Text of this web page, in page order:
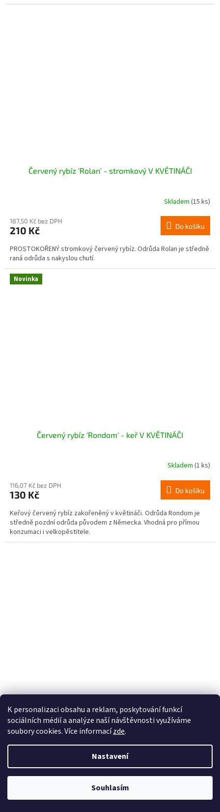
K personalizaci obsahu a reklam, poskytování funkcí
sociálních médií a analýze naší návštěvnosti využíváme
soubory cookies. Více informacízde.
Nastavení
Souhlasím
Červený rybíz 'Rolan' - stromkový V KVĚTINÁČI
Skladem (15 ks)
187,50 Kč bez DPH
210 Kč Do košíku
PROSTOKOŘENÝ stromkový červený rybíz. Odrůda Rolan je středně
raná odrůda s nakyslou chutí.
Novinka
Červený rybíz 'Rondom' - keř V KVĚTINÁČI
Skladem (1 ks)
116,07 Kč bez DPH
130 Kč Do košíku
Keřový červený rybíz zakořeněný v květináči. Odrůda Rondom je
středně pozdní odrůda původem z Německa. Vhodná pro přímou
konzumaci i velkopěstitele.
Červený rybíz 'Rovada' - stromkový V KVĚTINÁČI
210 Kč
Stromek zakořeněný v kontejneru. Stromkový červený rybíz.